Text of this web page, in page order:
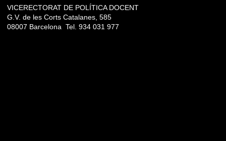
VICERECTORAT DE POLÍTICA DOCENT
G.V. de les Corts Catalanes, 585
08007 Barcelona Tel. 934 031 977